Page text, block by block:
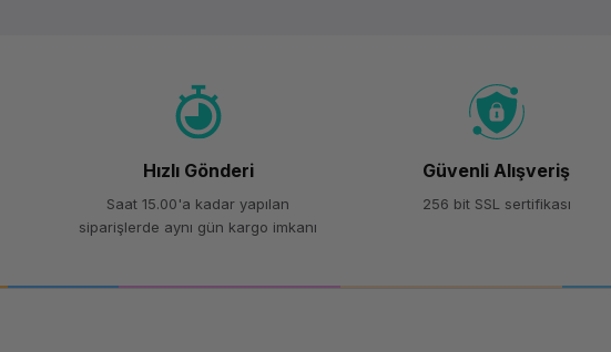
Hızlı Gönderi
Saat 15.00'a kadar yapılan
siparişlerde aynı gün kargo imkanı
Güvenli Alışveriş
256 bit SSL sertifikası